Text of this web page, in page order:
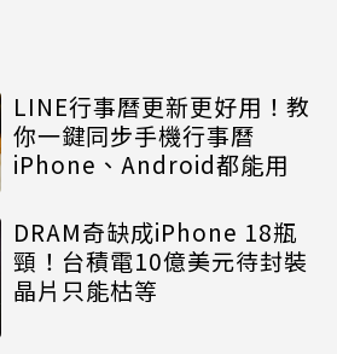
LINE行事曆更新更好用！教
你一鍵同步手機行事曆
iPhone、Android都能用
DRAM奇缺成iPhone 18瓶
頸！台積電10億美元待封裝
晶片只能枯等